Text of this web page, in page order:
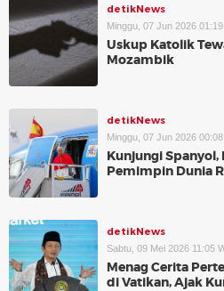
detikNews
Minggu, 07 Jun 2026
Uskup Katolik
Mozambik
detikNews
Minggu, 07 Jun 2026
Kunjungi Spanyol,
Pemimpin Dunia
detikNews
Sabtu, 09 Mei 2026 11:05
Menag Cerita
di Vatikan, Ajak